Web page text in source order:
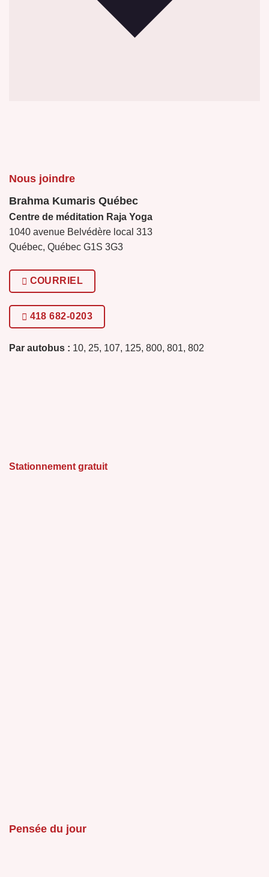
Nous joindre
Brahma Kumaris Québec
Centre de méditation Raja Yoga
1040 avenue Belvédère local 313
Québec, Québec G1S 3G3
COURRIEL
418 682-0203
Par autobus : 10, 25, 107, 125, 800, 801, 802
Stationnement gratuit
Pensée du jour